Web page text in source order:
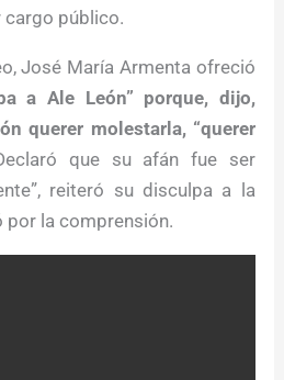
cargo público.
José María Armenta ofreció
a Ale León” porque, dijo,
querer molestarla, “querer
que su afán fue ser
reiteró su disculpa a la
por la comprensión.